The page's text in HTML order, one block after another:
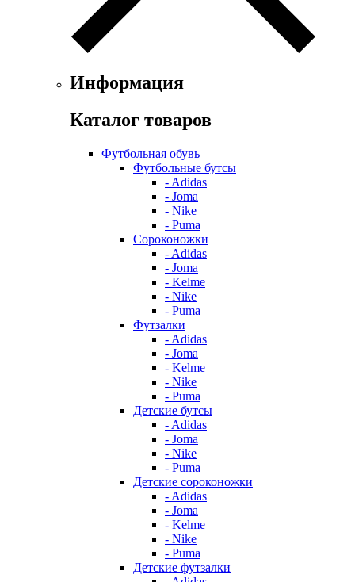
Информация
Каталог товаров
Футбольная обувь
Футбольные бутсы
- Adidas
- Joma
- Nike
- Puma
Сороконожки
- Adidas
- Joma
- Kelme
- Nike
- Puma
Футзалки
- Adidas
- Joma
- Kelme
- Nike
- Puma
Детские бутсы
- Adidas
- Joma
- Nike
- Puma
Детские сороконожки
- Adidas
- Joma
- Kelme
- Nike
- Puma
Детские футзалки